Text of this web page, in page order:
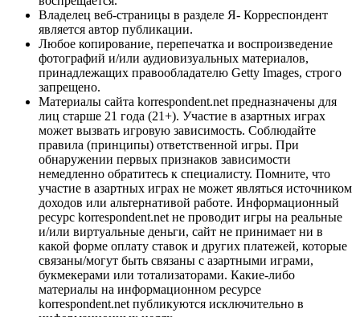
Владелец веб-страницы в разделе Я- Корреспондент
является автор публикации.
Любое копирование, перепечатка и воспроизведение
фотографий и/или аудиовизуальных материалов,
принадлежащих правообладателю Getty Images, строго
запрещено.
Материалы сайта korrespondent.net предназначены для
лиц старше 21 года (21+). Участие в азартных играх
может вызвать игровую зависимость. Соблюдайте
правила (принципы) ответственной игры. При
обнаружении первых признаков зависимости
немедленно обратитесь к специалисту. Помните, что
участие в азартных играх не может являться источником
доходов или альтернативой работе. Информационный
ресурс korrespondent.net не проводит игры на реальные
и/или виртуальные деньги, сайт не принимает ни в
какой форме оплату ставок и других платежей, которые
связаны/могут быть связаны с азартными играми,
букмекерами или тотализаторами. Какие-либо
материалы на информационном ресурсе
korrespondent.net публикуются исключительно в